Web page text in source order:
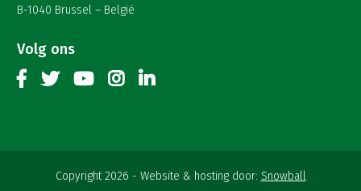
B-1040 Brussel – België
Volg ons
Copyright 2026 Website & hosting door: Snowball